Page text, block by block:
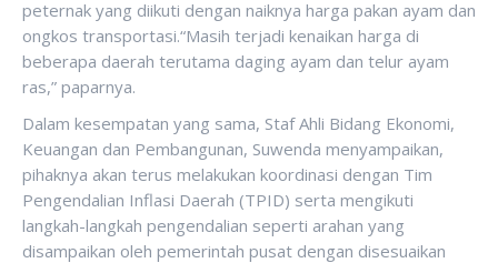
peternak yang diikuti dengan naiknya harga pakan ayam dan
ongkos transportasi.“Masih terjadi kenaikan harga di
beberapa daerah terutama daging ayam dan telur ayam
ras,” paparnya.
Dalam kesempatan yang sama, Staf Ahli Bidang Ekonomi,
Keuangan dan Pembangunan, Suwenda menyampaikan,
pihaknya akan terus melakukan koordinasi dengan Tim
Pengendalian Inflasi Daerah (TPID) serta mengikuti
langkah-langkah pengendalian seperti arahan yang
disampaikan oleh pemerintah pusat dengan disesuaikan